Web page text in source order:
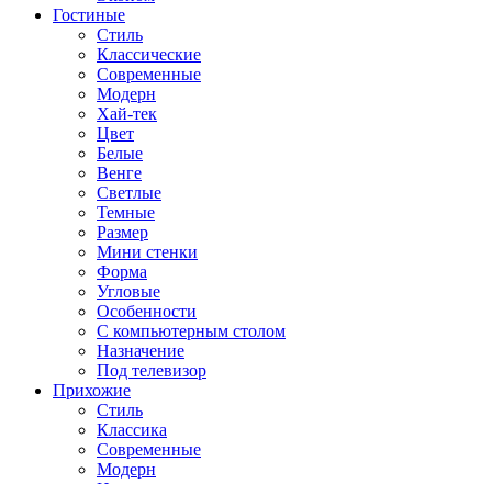
Гостиные
Стиль
Классические
Современные
Модерн
Хай-тек
Цвет
Белые
Венге
Светлые
Темные
Размер
Мини стенки
Форма
Угловые
Особенности
С компьютерным столом
Назначение
Под телевизор
Прихожие
Стиль
Классика
Современные
Модерн